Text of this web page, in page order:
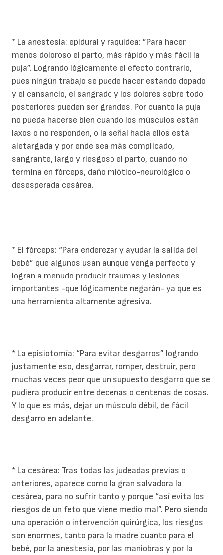
* La anestesia: epidural y raquídea: ”Para hacer
menos doloroso el parto, más rápido y más fácil la
puja”. Logrando lógicamente el efecto contrario,
pues ningún trabajo se puede hacer estando dopado
y el cansancio, el sangrado y los dolores sobre todo
posteriores pueden ser grandes. Por cuanto la puja
no pueda hacerse bien cuando los músculos están
laxos o no responden, o la señal hacia ellos está
aletargada y por ende sea más complicado,
sangrante, largo y riesgoso el parto, cuando no
termina en fórceps, daño miótico-neurológico o
desesperada cesárea.
* El fórceps: “Para enderezar y ayudar la salida del
bebé” que algunos usan aunque venga perfecto y
logran a menudo producir traumas y lesiones
importantes -que lógicamente negarán- ya que es
una herramienta altamente agresiva.
* La episiotomía: “Para evitar desgarros” logrando
justamente eso, desgarrar, romper, destruir, pero
muchas veces peor que un supuesto desgarro que se
pudiera producir entre decenas o centenas de cosas.
Y lo que es más, dejar un músculo débil, de fácil
desgarro en adelante.
* La cesárea: Tras todas las judeadas previas o
anteriores, aparece como la gran salvadora la
cesárea, para no sufrir tanto y porque “así evita los
riesgos de un feto que viene medio mal”. Pero siendo
una operación o intervención quirúrgica, los riesgos
son enormes, tanto para la madre cuanto para el
bebé, por la anestesia, por las maniobras y por la